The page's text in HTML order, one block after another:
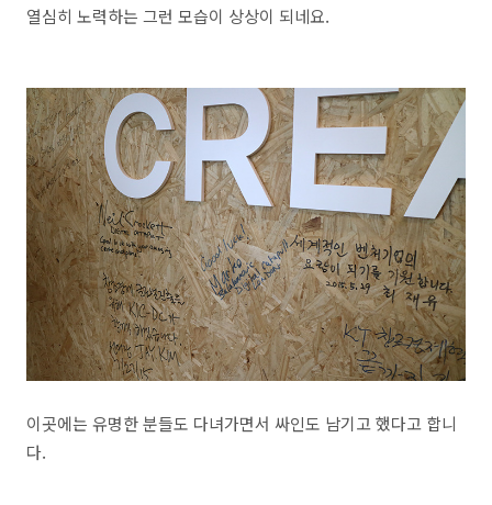
열심히 노력하는 그런 모습이 상상이 되네요.
이곳에는 유명한 분들도 다녀가면서 싸인도 남기고 했다고 합니
다.